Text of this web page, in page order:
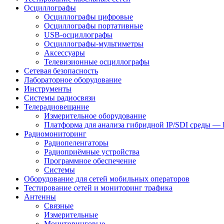
Осциллографы
Осциллографы цифровые
Осциллографы портативные
USB-осциллографы
Осциллографы-мультиметры
Аксессуары
Телевизионные осциллографы
Сетевая безопасность
Лабораторное оборудование
Инструменты
Системы радиосвязи
Телерадиовещание
Измерительное оборудование
Платформа для анализа гибридной IP/SDI среды —
Радиомониторинг
Радиопеленгаторы
Радиоприёмные устройства
Программное обеспечение
Системы
Оборудование для сетей мобильных операторов
Тестирование сетей и мониторинг трафика
Антенны
Связные
Измерительные